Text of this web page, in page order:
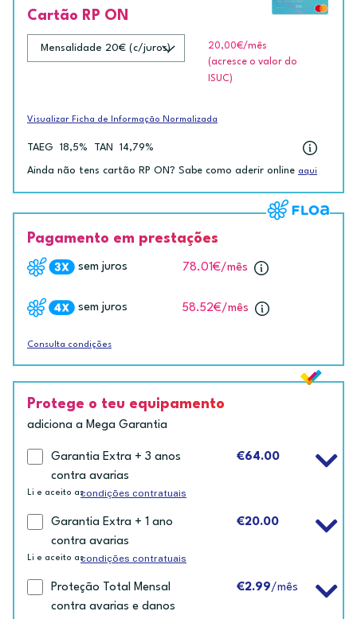
Cartão RP ON
20,00€/mês
(acresce o valor do
ISUC)
Visualizar Ficha de Informação Normalizada
TAEG 18,5% TAN 14,79%
Ainda não tens cartão RP ON? Sabe como aderir online aqui
Pagamento em prestações
sem juros 78.01€/mês
sem juros 58.52€/mês
Consulta condições
Protege o teu equipamento
adiciona a Mega Garantia
Garantia Extra + 3 anos
contra avarias
€64.00
Li e aceito ascondições contratuais
Garantia Extra + 1 ano
contra avarias
€20.00
Li e aceito ascondições contratuais
Proteção Total Mensal
contra avarias e danos
€2.99/mês